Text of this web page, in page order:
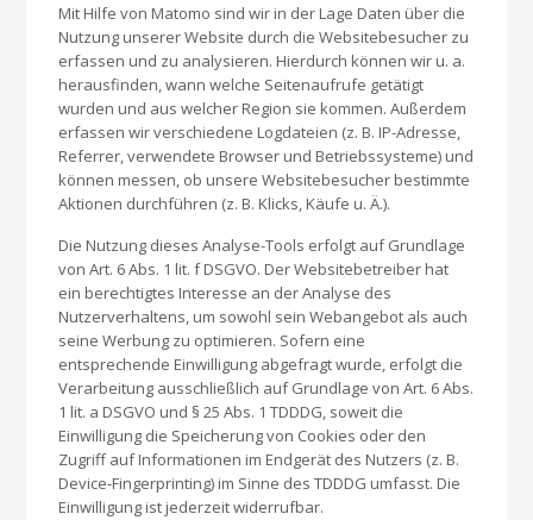
Mit Hilfe von Matomo sind wir in der Lage Daten über die
Nutzung unserer Website durch die Websitebesucher zu
erfassen und zu analysieren. Hierdurch können wir u. a.
herausfinden, wann welche Seitenaufrufe getätigt
wurden und aus welcher Region sie kommen. Außerdem
erfassen wir verschiedene Logdateien (z. B. IP-Adresse,
Referrer, verwendete Browser und Betriebssysteme) und
können messen, ob unsere Websitebesucher bestimmte
Aktionen durchführen (z. B. Klicks, Käufe u. Ä.).
Die Nutzung dieses Analyse-Tools erfolgt auf Grundlage
von Art. 6 Abs. 1 lit. f DSGVO. Der Websitebetreiber hat
ein berechtigtes Interesse an der Analyse des
Nutzerverhaltens, um sowohl sein Webangebot als auch
seine Werbung zu optimieren. Sofern eine
entsprechende Einwilligung abgefragt wurde, erfolgt die
Verarbeitung ausschließlich auf Grundlage von Art. 6 Abs.
1 lit. a DSGVO und § 25 Abs. 1 TDDDG, soweit die
Einwilligung die Speicherung von Cookies oder den
Zugriff auf Informationen im Endgerät des Nutzers (z. B.
Device-Fingerprinting) im Sinne des TDDDG umfasst. Die
Einwilligung ist jederzeit widerrufbar.